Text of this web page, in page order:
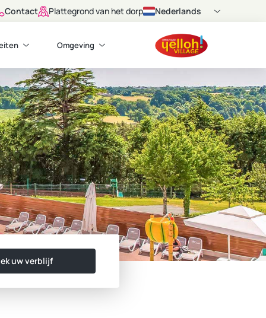
Contact Plattegrond van het dorp Nederlands
Omgeving
uw verblijf